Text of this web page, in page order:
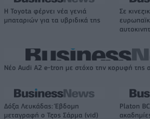
Η Toyota φέρνει νέα γενιά
μπαταριών για τα υβριδικά της
Σε
Νέο Audi A2 e-tron με στόχο την κορυφή της
Δόξα Λευκάδας: Έβδομη
μεταγραφή ο Τζος Σάρμα (vid)
Platon